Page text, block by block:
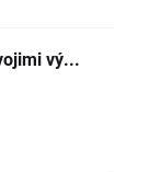
vý...